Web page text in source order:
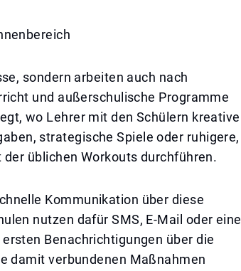
sondern arbeiten auch nach
und außerschulische Programme
wo Lehrer mit den Schülern kreative
strategische Spiele oder ruhigere,
üblichen Workouts durchführen.
Kommunikation über diese
nutzen dafür SMS, E-Mail oder eine
Benachrichtigungen über die
damit verbundenen Maßnahmen